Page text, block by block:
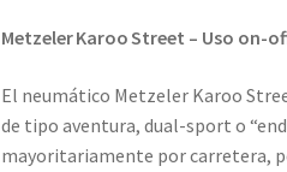
Metzeler Karoo Street – Uso on-
El neumático Metzeler Karoo
de tipo aventura, dual-sport o
mayoritariamente por carretera,